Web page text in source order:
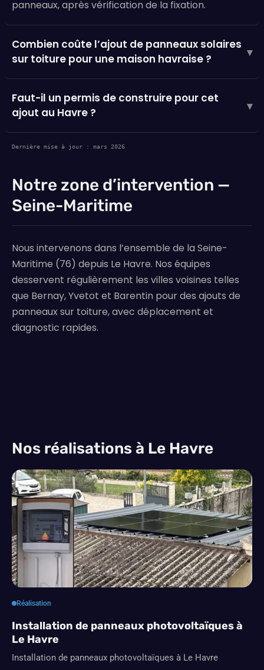
panneaux, après vérification de la fixation.
Combien coûte l’ajout de panneaux solaires
sur toiture pour une maison havraise ?
▾
Faut-il un permis de construire pour cet
ajout au Havre ?
▾
Dernière mise à jour : mars 2026
Notre zone d’intervention —
Seine-Maritime
Nous intervenons dans l’ensemble de la Seine-
Maritime (76) depuis Le Havre. Nos équipes
desservent régulièrement les villes voisines telles
que Bernay, Yvetot et Barentin pour des ajouts de
panneaux sur toiture, avec déplacement et
diagnostic rapides.
Nos réalisations à Le Havre
Réalisation
Installation de panneaux photovoltaïques à
Le Havre
Installation de panneaux photovoltaïques à Le Havre